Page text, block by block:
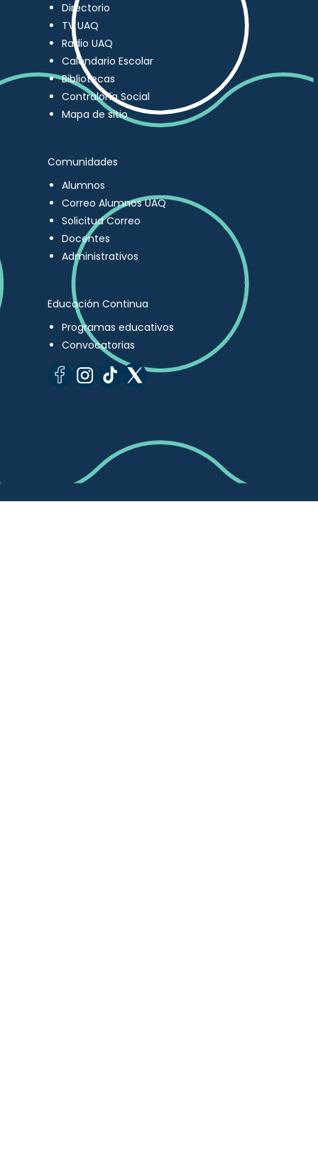
Directorio
TV UAQ
Radio UAQ
Calendario Escolar
Bibliotecas
Contraloría Social
Mapa de sitio
Comunidades
Alumnos
Correo Alumnos UAQ
Solicitud Correo
Docentes
Administrativos
Educación Continua
Programas educativos
Convocatorias